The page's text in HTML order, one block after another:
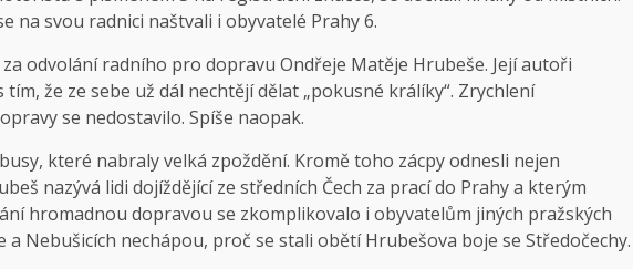
na svou radnici naštvali i obyvatelé Prahy 6.
odvolání radního pro dopravu Ondřeje Matěje Hrubeše. Její autoři
že ze sebe už dál nechtějí dělat „pokusné králíky“. Zrychlení
se nedostavilo. Spíše naopak.
které nabraly velká zpoždění. Kromě toho zácpy odnesli nejen
nazývá lidi dojíždějící ze středních Čech za prací do Prahy a kterým
hromadnou dopravou se zkomplikovalo i obyvatelům jiných pražských
a Nebušicích nechápou, proč se stali obětí Hrubešova boje se Středočechy.